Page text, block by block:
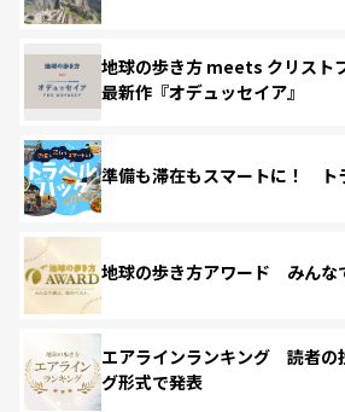
地球の歩き方 meets クリスト
最新作『オデュッセイア』
準備も滞在もスマートに！ ト
地球の歩き方アワード みんな
エアラインランキング 読者の
グ形式で発表